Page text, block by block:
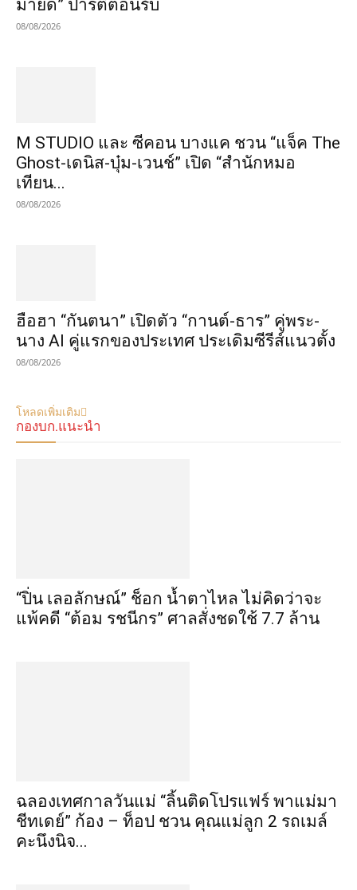
มายด์” ปาร์ตี้ต้อนรับ
08/08/2026
M STUDIO และ ซีคอน บางแค ชวน “แจ็ค The
Ghost-เดนิส-บุ๋ม-เวนช์” เปิด “สำนักหมอ
เทียน...
08/08/2026
ฮือฮา “กันตนา” เปิดตัว “กานต์-ธาร” คู่พระ-
นาง AI คู่แรกของประเทศ ประเดิมซีรีส์แนวตั้ง
08/08/2026
โหลดเพิ่มเติม
กองบก.แนะนำ
“ปิ่น เลอลักษณ์” ช็อก น้ำตาไหล ไม่คิดว่าจะ
แพ้คดี “ต้อม รชนีกร” ศาลสั่งชดใช้ 7.7 ล้าน
ฉลองเทศกาลวันแม่ “ลิ้นติดโปรแฟร์ พาแม่มา
ชีทเดย์” ก้อง – ท็อป ชวน คุณแม่ลูก 2 รถเมล์
คะนึงนิจ...